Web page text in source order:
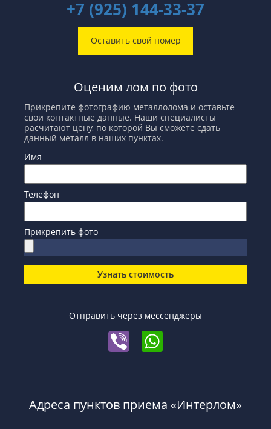
+7 (925) 144-33-37
Оставить свой номер
Оценим лом по фото
Прикрепите фотографию металлолома и оставьте
свои контактные данные. Наши специалисты
расчитают цену, по которой Вы сможете сдать
данный металл в наших пунктах.
Имя
Телефон
Прикрепить фото
Узнать стоимость
Отправить через мессенджеры
Адреса пунктов приема «Интерлом»